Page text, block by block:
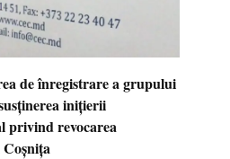
de înregistrare a grupului
inițierii
privind revocarea